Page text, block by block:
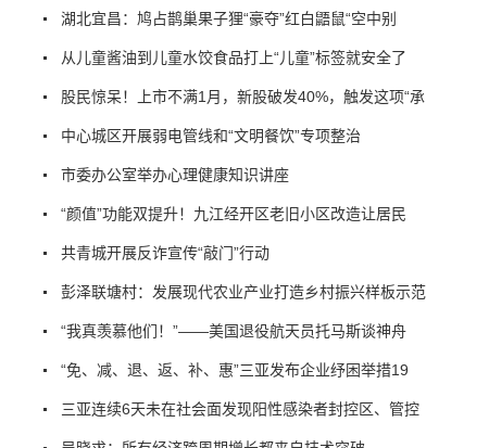
湖北宜昌：鸠占鹊巢果子狸“豪夺”红白鼯鼠“空中别
从儿童酱油到儿童水饺食品打上“儿童”标签就安全了
股民惊呆！上市不满1月，新股破发40%，触发这项“承
中心城区开展弱电管线和“文明餐饮”专项整治
市委办公室举办心理健康知识讲座
“颜值”功能双提升！九江经开区老旧小区改造让居民
共青城开展反诈宣传“敲门”行动
彭泽联塘村：发展现代农业产业打造乡村振兴样板示范
“我真羡慕他们！”——美国退役航天员托马斯谈神舟
“免、减、退、返、补、惠”三亚发布企业纾困举措19
三亚连续6天未在社会面发现阳性感染者封控区、管控